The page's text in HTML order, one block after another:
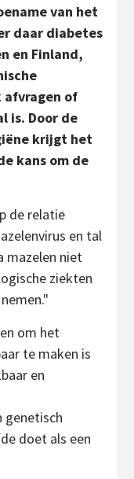
van het
daar diabetes
en Finland,
afvragen of
is. Door de
krijgt het
kans om de
de relatie
en tal
mazelen niet
ziekten
om het
te maken is
en
genetisch
doet als een